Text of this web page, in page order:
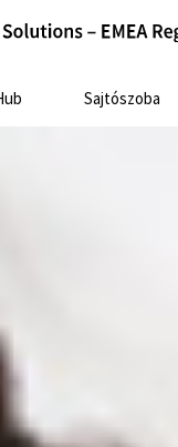
Sajtószoba